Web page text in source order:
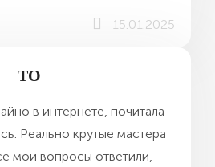
15.01.2025
ТО
в интернете, почитала
Реально крутые мастера
мои вопросы ответили,